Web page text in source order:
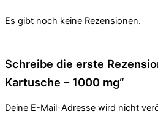
Es gibt noch keine Rezensionen.
Schreibe die erste
Kartusche – 1000 mg“
Deine E-Mail-Adresse wird nicht